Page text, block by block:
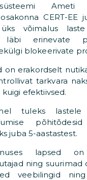
Ameti
CERT-EE
võimalus laste
läbi erinevate
blokeerivate
on erakordselt
tarkvara
efektiivsed.
tuleks lastele
juba 5-aastastest.
lapsed
ning
veebilingid